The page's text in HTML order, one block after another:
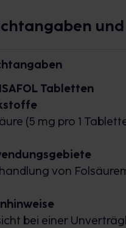
Tabletten
(5 mg pro 1
von
bei einer